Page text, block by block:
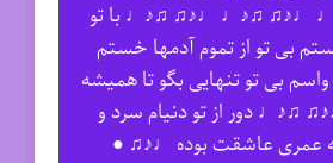
♩♪♫ ♫♪♩ ♩♪♫ ♫♪♩ با تو
بی تو از تموم آدمها خستم
بی تو تنهایی بگو تا همیشه
♫♪♩ دور از تو دنیام سرد و
عمری عاشقت بوده ♩♪♫ ●